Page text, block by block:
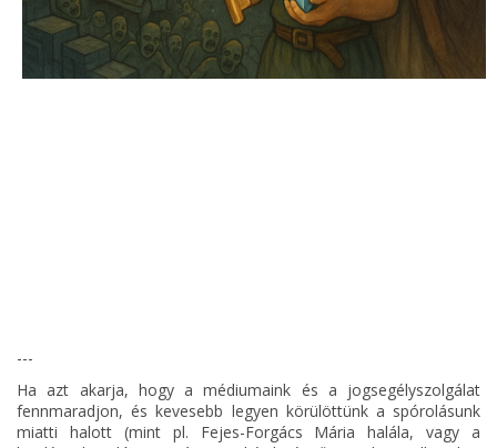
---
Ha azt akarja, hogy a médiumaink és a jogsegélyszolgálat
fennmaradjon, és kevesebb legyen körülöttünk a spórolásunk
miatti halott (mint pl. Fejes-Forgács Mária halála, vagy a